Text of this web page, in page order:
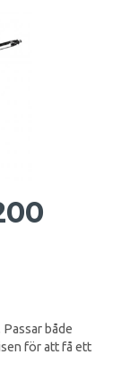
både
för att få ett